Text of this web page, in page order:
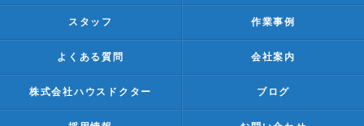
スタッフ 作業事例
よくある質問 会社案内
株式会社ハウスドクター ブログ